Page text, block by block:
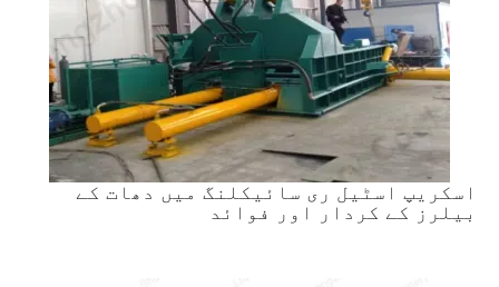
اسکریپ اسٹیل ری سائیکلنگ میں دھات کے
بیلرز کے کردار اور فوائد